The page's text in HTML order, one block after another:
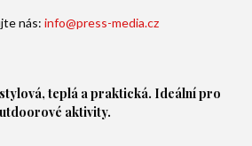
nás: info@press-media.cz
teplá a praktická. Ideální pro
aktivity.